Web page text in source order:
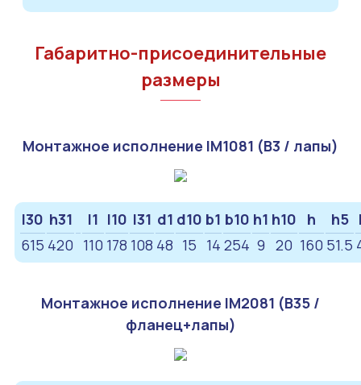
Габаритно-присоединительные
размеры
Монтажное исполнение IM1081 (B3 / лапы)
l30 h31 l1 l10 l31 d1 d10 b1 b10 h1 h10 h h5
615 420 110 178 108 48 15 14 254 9 20 160 51.5
Монтажное исполнение IM2081 (B35 /
фланец+лапы)